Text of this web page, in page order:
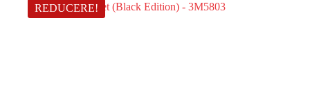
REDUCERE!